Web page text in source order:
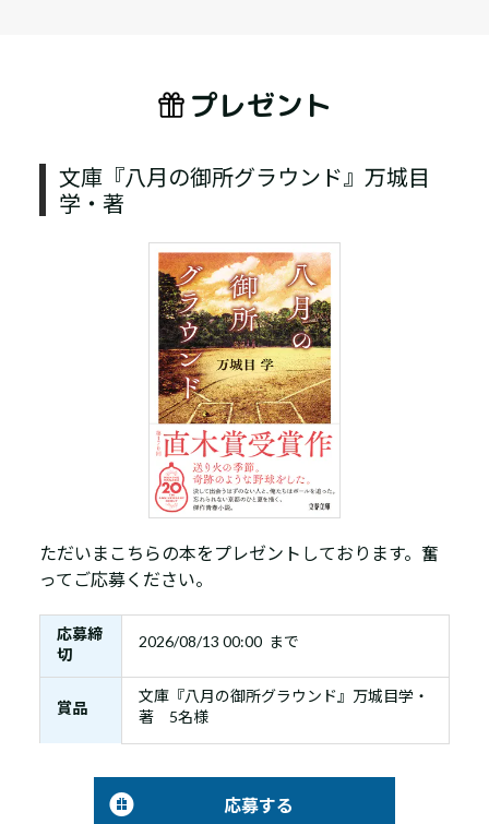
プレゼント
文庫『八月の御所グラウンド』万城目
学・著
ただいまこちらの本をプレゼントしております。奮
ってご応募ください。
応募締
切
2026/08/13 00:00 まで
賞品
文庫『八月の御所グラウンド』万城目学・
著 5名様
応募する